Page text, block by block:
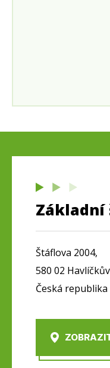
Základní
Štáflova 2004,
580 02
Česká republika